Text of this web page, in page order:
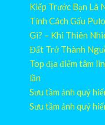
Kiếp Trước Bạn Là
Tính Cách Gấu
Gì? – Khi Thiên
Đất Trở Thành
Top địa điểm tâm
lần
Sưu tầm ảnh quý
Sưu tầm ảnh quý